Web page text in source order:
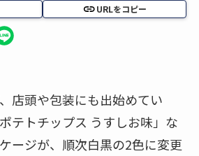
URLをコピー
店頭や包装にも出始めてい
テトチップス うすしお味」な
ージが、順次白黒の2色に変更